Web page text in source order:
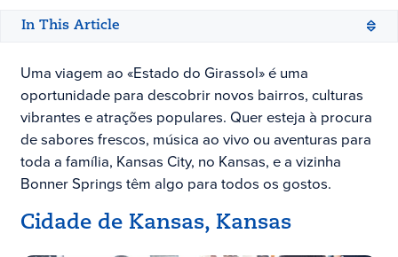
In This Article
Uma viagem ao «Estado do Girassol» é uma
oportunidade para descobrir novos bairros, culturas
vibrantes e atrações populares. Quer esteja à procura
de sabores frescos, música ao vivo ou aventuras para
toda a família, Kansas City, no Kansas, e a vizinha
Bonner Springs têm algo para todos os gostos.
Cidade de Kansas, Kansas